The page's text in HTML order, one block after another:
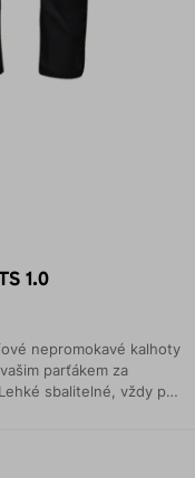
1.0
nepromokavé kalhoty
parťákem za
sbalitelné, vždy po